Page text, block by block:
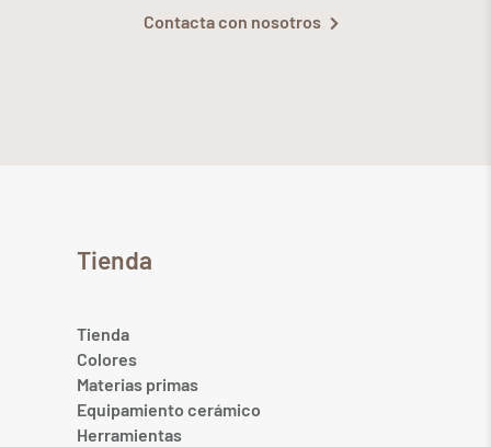
Contacta con nosotros
Tienda
Tienda
Colores
Materias primas
Equipamiento cerámico
Herramientas